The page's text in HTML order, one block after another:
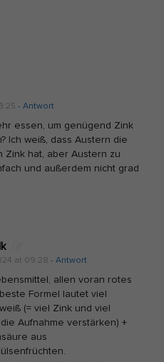
- Antwort
essen, um genügend Zink
Ich weiß, dass Austern die
Zink hat, aber Austern zu
und außerdem nicht grad
at 09:28 - Antwort
allen voran rotes
Formel lautet viel
(= viel Zink und viel
Aufnahme verstärken) +
aus